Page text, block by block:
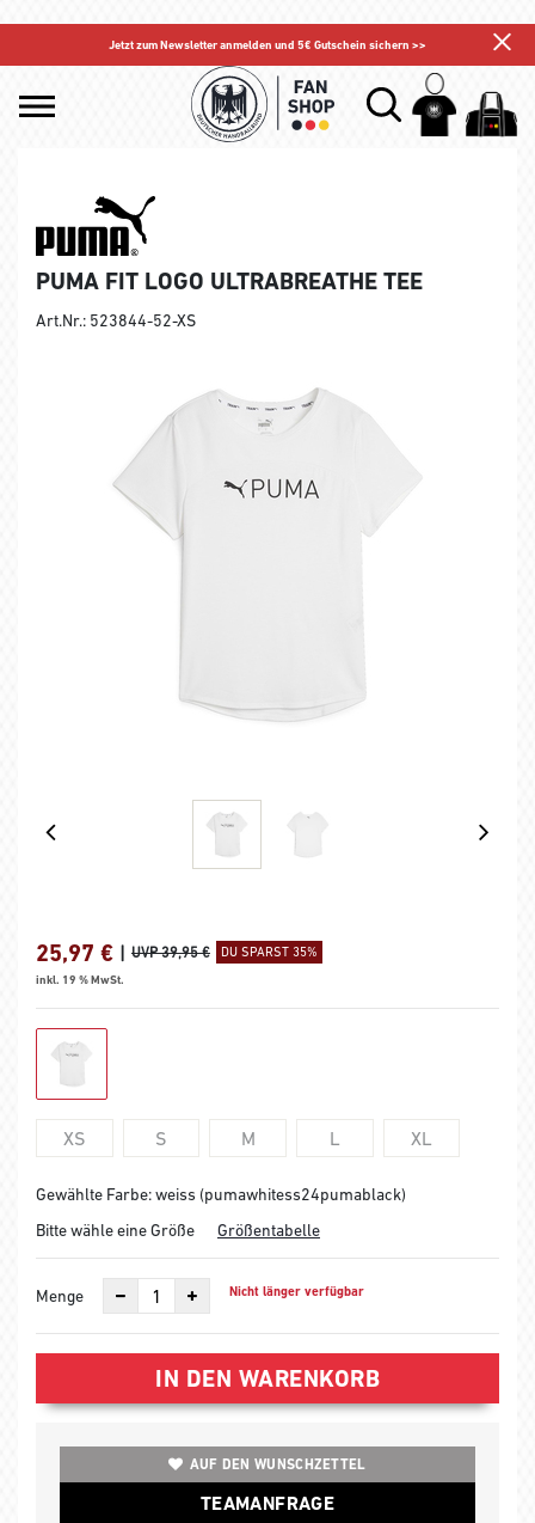
Jetzt zum Newsletter anmelden und 5€ Gutschein sichern >>
PUMA FIT LOGO ULTRABREATHE TEE
Art.Nr.: 523844-52-XS
25,97 € | UVP 39,95 € DU SPARST 35%
inkl. 19 % MwSt.
XS S M L XL
Gewählte Farbe: weiss (pumawhitess24pumablack)
Bitte wähle eine Größe
Größentabelle
Menge Nicht länger verfügbar
IN DEN WARENKORB
AUF DEN WUNSCHZETTEL
TEAMANFRAGE